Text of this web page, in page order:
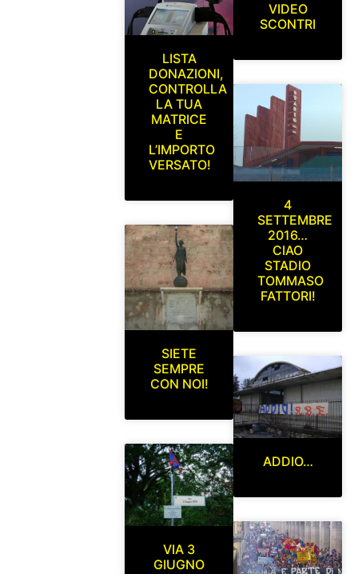
LISTA
DONAZIONI,
CONTROLLA
LA TUA
MATRICE
E
L’IMPORTO
VERSATO!
SIETE
SEMPRE
CON NOI!
VIA 3
GIUGNO
VIDEO
SCONTRI
4
SETTEMBRE
2016…
CIAO
STADIO
TOMMASO
FATTORI!
ADDIO…